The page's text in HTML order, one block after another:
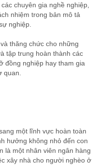
chuyên gia nghề nghiệp,
nhiệm trong bản mô tả
nghiệp.
thăng chức cho những
tập trung hoàn thành các
đồng nghiệp hay tham gia
quan.
một lĩnh vực hoàn toàn
hưởng không nhỏ đến con
là một nhân viên ngân hàng
xây nhà cho người nghèo ở